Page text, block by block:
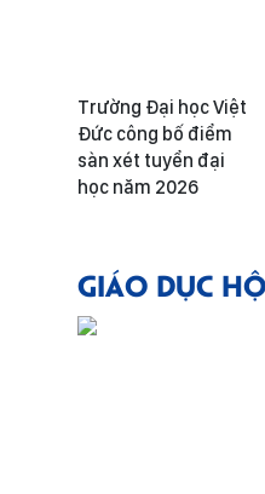
Trường Đại học Việt
Đức công bố điểm
sàn xét tuyển đại
học năm 2026
GIÁO DỤC